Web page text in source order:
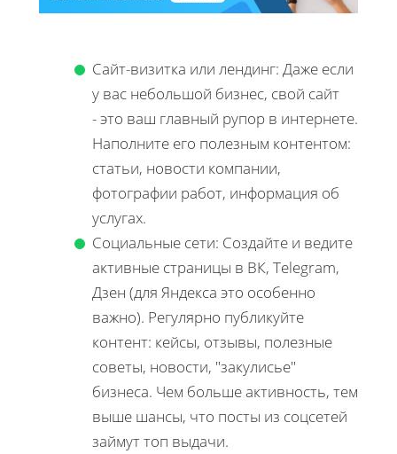
Сайт-визитка или лендинг: Даже если
у вас небольшой бизнес, свой сайт
- это ваш главный рупор в интернете.
Наполните его полезным контентом:
статьи, новости компании,
фотографии работ, информация об
услугах.
Социальные сети: Создайте и ведите
активные страницы в ВК, Telegram,
Дзен (для Яндекса это особенно
важно). Регулярно публикуйте
контент: кейсы, отзывы, полезные
советы, новости, "закулисье"
бизнеса. Чем больше активность, тем
выше шансы, что посты из соцсетей
займут топ выдачи.